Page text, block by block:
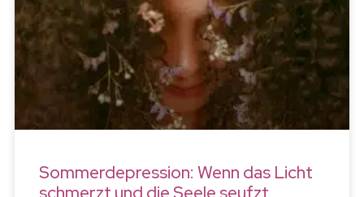
Sommerdepression: Wenn das Licht